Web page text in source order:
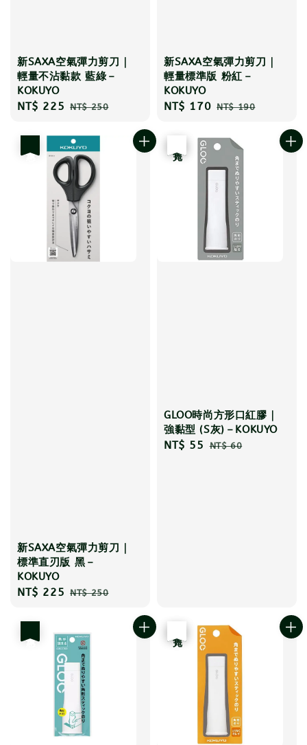
新SAXA空氣彈力剪刀｜
輕量不沾黏款 藍綠－
KOKUYO
Sale
NT$ 225 Regular
NT$ 250
新SAXA空氣彈力剪刀｜
輕量標準版 粉紅－
KOKUYO
Sale
NT$ 170 Regular
NT$ 190
新SAXA空氣彈力剪刀｜
標準直刃版 黑－
KOKUYO
Sale
NT$ 225 Regular
NT$ 250
GLOO時尚方形口紅膠｜
強黏型 (S灰)－KOKUYO
Sale
NT$ 55 Regular
NT$ 60